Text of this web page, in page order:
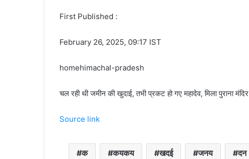
First Published :
February 26, 2025, 09:17 IST
homehimachal-pradesh
चल रही थी जमीन की खुदाई, तभी प्रकट हो गए महादेव, मिला पुराना मंदिर
Source link
क कयकय खदई जनय दन